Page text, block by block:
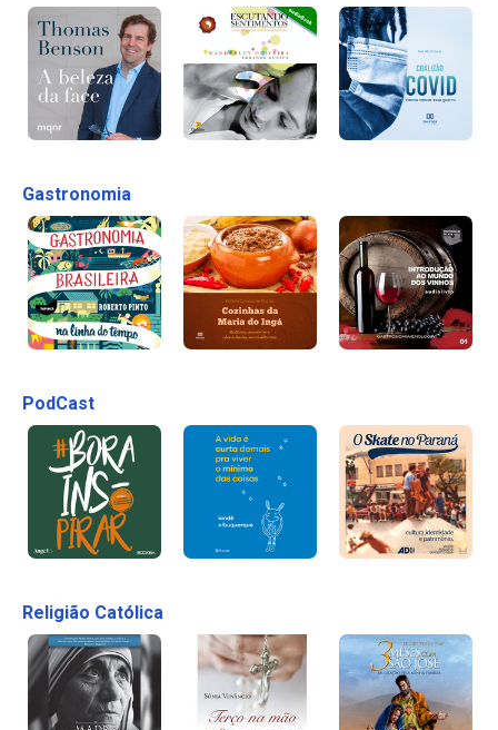
Gastronomia
PodCast
Religião Católica